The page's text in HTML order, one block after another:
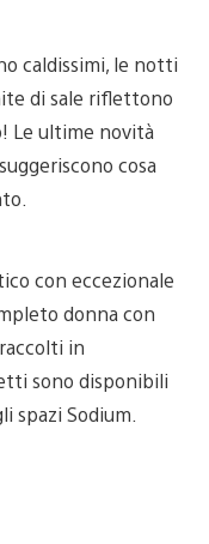
caldissimi, le notti
di sale riflettono
Le ultime novità
cosa
con eccezionale
donna con
in
sono disponibili
spazi Sodium.